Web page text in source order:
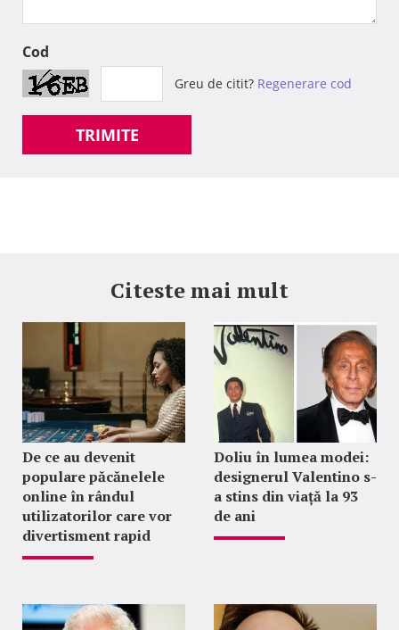
Cod
Greu de citit? Regenerare cod
TRIMITE
Citeste mai mult
De ce au devenit
populare păcănelele
online în rândul
utilizatorilor care vor
divertisment rapid
Doliu în lumea modei:
designerul Valentino s-
a stins din viață la 93
de ani